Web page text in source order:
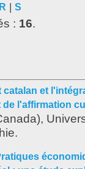
R | S
: 16.
catalan et
l'affirmation